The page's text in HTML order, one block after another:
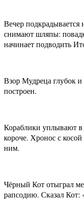
Вечер подкрадывается
снимают шляпы:
начинает подводить
Взор Мудреца глубок
построен.
Кораблики уплывают в
короче. Хронос с
ним.
Чёрный Кот отыграл
рапсодию. Сказал Кот: